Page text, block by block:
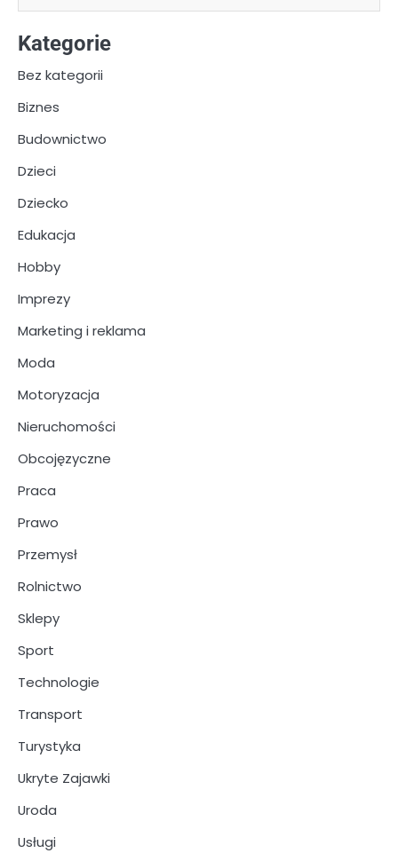
Kategorie
Bez kategorii
Biznes
Budownictwo
Dzieci
Dziecko
Edukacja
Hobby
Imprezy
Marketing i reklama
Moda
Motoryzacja
Nieruchomości
Obcojęzyczne
Praca
Prawo
Przemysł
Rolnictwo
Sklepy
Sport
Technologie
Transport
Turystyka
Ukryte Zajawki
Uroda
Usługi